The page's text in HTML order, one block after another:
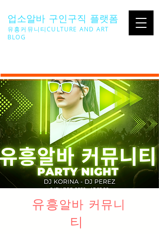
업소알바 구인구직 플랫폼
유흥커뮤니티CULTURE AND ART
BLOG
유흥알바 커뮤니
티